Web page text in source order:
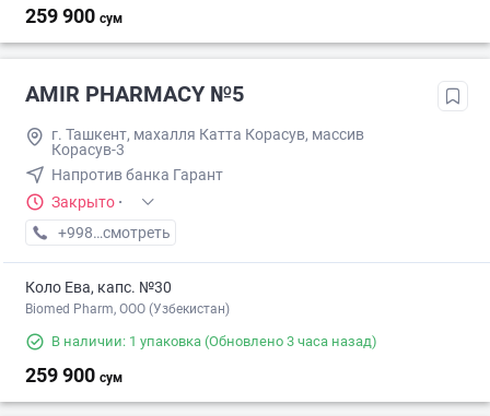
259 900 сум
AMIR PHARMACY №5
г. Ташкент, махалля Катта Корасув, массив
Корасув-3
Напротив банка Гарант
Закрыто ·
+998 (77) XXX-XX-XX
смотреть
Коло Ева, капс. №30
Biomed Pharm, OOO (Узбекистан)
В наличии: 1 упаковка (Обновлено 3 часа назад)
259 900 сум